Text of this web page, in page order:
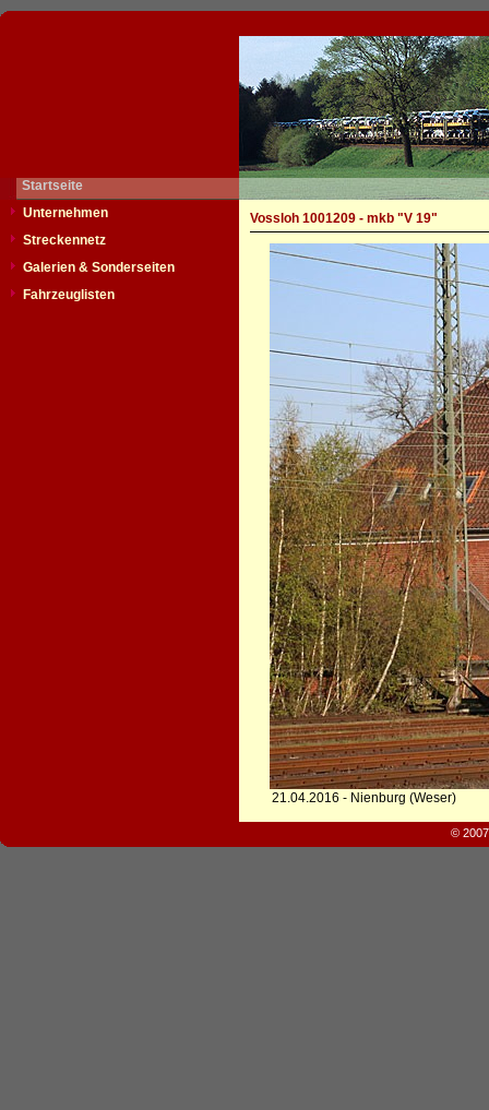
Startseite
Unternehmen
Streckennetz
Galerien & Sonderseiten
Fahrzeuglisten
Vossloh 1001209 - mkb "V 19"
21.04.2016 - Nienburg (Weser)
©